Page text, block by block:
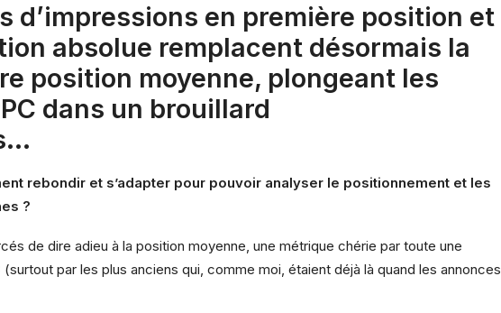
d’impressions en première position et
absolue remplacent désormais la
position moyenne, plongeant les
dans un brouillard
rebondir et s’adapter pour pouvoir analyser le positionnement et les
?
de dire adieu à la position moyenne, une métrique chérie par toute une
par les plus anciens qui, comme moi, étaient déjà là quand les annonces